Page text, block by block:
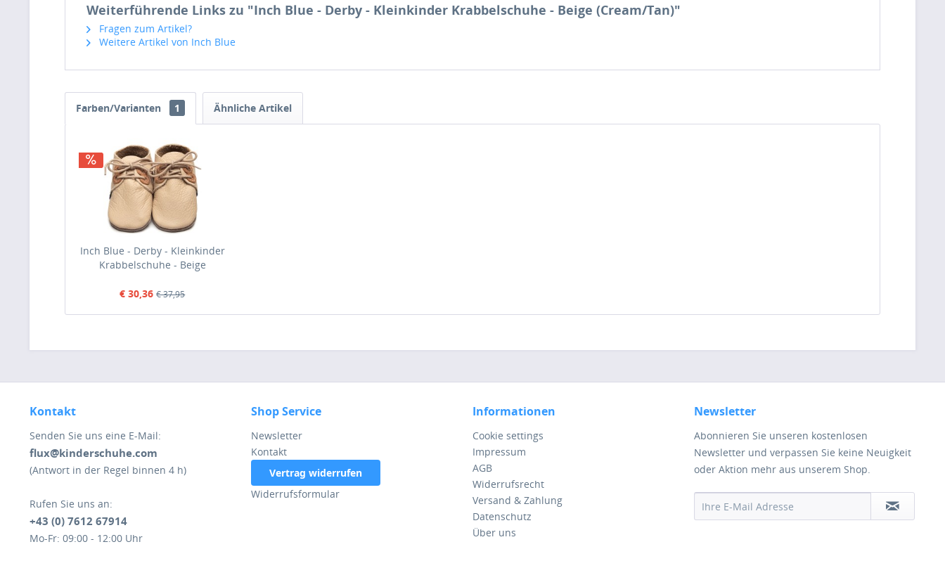
Weiterführende Links zu "Inch Blue - Derby - Kleinkinder Krabbelschuhe - Beige (Cream/Tan)"
Fragen zum Artikel?
Weitere Artikel von Inch Blue
Farben/Varianten 1 Ähnliche Artikel
Inch Blue - Derby - Kleinkinder
Krabbelschuhe - Beige
€ 30,36 € 37,95
Kontakt
Senden Sie uns eine E-Mail:
flux@kinderschuhe.com
(Antwort in der Regel binnen 4 h)
Rufen Sie uns an:
+43 (0) 7612 67914
Mo-Fr: 09:00 - 12:00 Uhr
Shop Service
Newsletter
Kontakt
Vertrag widerrufen
Widerrufsformular
Informationen
Cookie settings
Impressum
AGB
Widerrufsrecht
Versand & Zahlung
Datenschutz
Über uns
Newsletter
Abonnieren Sie unseren kostenlosen
Newsletter und verpassen Sie keine Neuigkeit
oder Aktion mehr aus unserem Shop.